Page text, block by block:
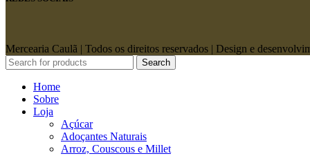
Mercearia Caulã | Todos os direitos reservados | Design e
Search
Home
Sobre
Loja
Açúcar
Adoçantes Naturais
Arroz, Couscous e Millet